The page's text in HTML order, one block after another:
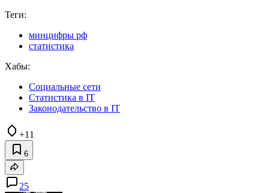
Теги:
минцифры рф
статистика
Хабы:
Социальные сети
Статистика в IT
Законодательство в IT
+11
6
25